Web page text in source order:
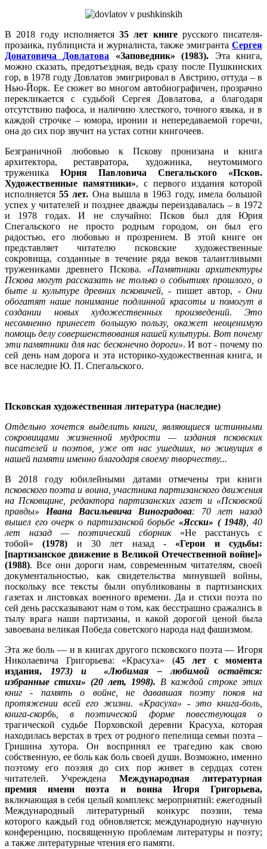
В 2018 году исполняется 35 лет книге русского писателя-
прозаика, публициста и журналиста, также эмигранта Сергея
Донатовича Довлатова «Заповедник» (1983). Эта книга,
можно сказать, предотъездная, ведь сразу после Пушкинских
гор, в 1978 году Довлатов эмигрировал в Австрию, оттуда – в
Нью-Йорк. Ее сюжет во многом автобиографичен, прозрачно
перекликается с судьбой Сергея Довлатова, а благодаря
отсутствию пафоса, и наличию хлесткого, точного языка, и в
каждой строчке – юмора, иронии и непередаваемой горечи,
она до сих пор звучит на устах сотни книгочеев.
Безграничной любовью к Пскову пронизана и книга
архитектора, реставратора, художника, неутомимого
труженика Юрия Павловича Спегальского «Псков.
Художественные памятники», с первого издания которой
исполняется 55 лет. Она вышла в 1963 году, имела большой
успех у читателей и позднее дважды переиздавалась – в 1972
и 1978 годах. И не случайно: Псков был для Юрия
Спегальского не просто родным городом, он был его
радостью, его любовью и прозрением. В этой книге он
представляет читателю псковские художественные
сокровища, созданные в течение ряда веков талантливыми
тружениками древнего Пскова. «Памятники архитектуры
Пскова могут рассказать не только о событиях прошлого, о
быте и культуре древних псковичей, - пишет автор, -Они
обогатят наше понимание подлинной красоты и помогут в
создании новых художественных произведений. Это
несомненно принесет большую пользу, окажет неоценимую
помощь делу совершенствования нашей культуры. Вот почему
эти памятники для нас бесконечно дороги». И вот - почему по
сей день нам дорога и эта историко-художественная книга, и
все наследие Ю. П. Спегальского.
Псковская художественная литература (наследие)
Отдельно хочется выделить книги, являющиеся истинными
сокровищами жизненной мудрости — издания псковских
писателей и поэтов, уже от нас ушедших, но живущих в
нашей памяти именно благодаря своему творчеству...
В 2018 году юбилейными датами отмечены три книги
псковского поэта и воина, участника партизанского движения
на Псковщине, редактора партизанских газет и «Псковской
правды» Ивана Васильевича Виноградова: 70 лет назад
вышел его очерк о партизанской борьбе «Ясски» ( 1948) , 40
лет назад — поэтический сборник«Не расстанусь с
тобой» (1978) и 30 лет назад - «Герои и судьбы:
[партизанское движение в Великой Отечественной войне]»
(1988). Все они дороги нам, современным читателям, своей
документальностью, как свидетельства минувшей войны,
поскольку все тексты были опубликованы в партизанских
газетах и листовках военного времени. Да и стихи поэта по
сей день рассказывают нам о том, как бесстрашно сражались в
тылу врага наши партизаны, и какой дорогой ценой была
завоевана великая Победа советского народа над фашизмом.
Эта же боль — и в книгах другого псковского поэта — Игоря
Николаевича Григорьева: «Красуха» (45 лет с момента
издания,
1973) и «Любимая – любимой остаётся:
избранные стихи» (20 лет, 1998). В каждой строке этих
книг - память о войне, не дававшая поэту покоя на
протяжении всей его жизни. «Красуха» - это книга-боль,
книга-скорбь, в поэтической форме повествующая о
трагической судьбе Порховской деревни Красуха, которая
находилась верстах в трех от родного пепелища семьи поэта –
Гришина хутора. Он воспринял ее трагедию как свою
собственную, ее боль как боль своей души. Возможно, именно
поэтому его поэзия до сих пор живет в сердцах сотен
читателей. Учреждена Международная литературная
премия имени поэта и воина Игоря Григорьева,
включающая в себя целый комплекс мероприятий: ежегодный
Международный литературный конкурс поэзии, тема
которого каждый год обновляется; международную научную
конференцию, посвященную проблемам литературы и поэту;
а также литературные чтения его памяти.